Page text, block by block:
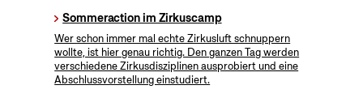
Sommeraction im Zirkuscamp
Wer schon immer mal echte Zirkusluft schnuppern
wollte, ist hier genau richtig. Den ganzen Tag werden
verschiedene Zirkusdisziplinen ausprobiert und eine
Abschlussvorstellung einstudiert.